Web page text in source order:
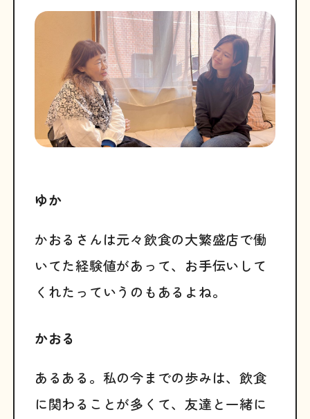
ゆか
かおるさんは元々飲食の大繁盛店で働
いてた経験値があって、お手伝いして
くれたっていうのもあるよね。
かおる
あるある。私の今までの歩みは、飲食
に関わることが多くて、友達と一緒に